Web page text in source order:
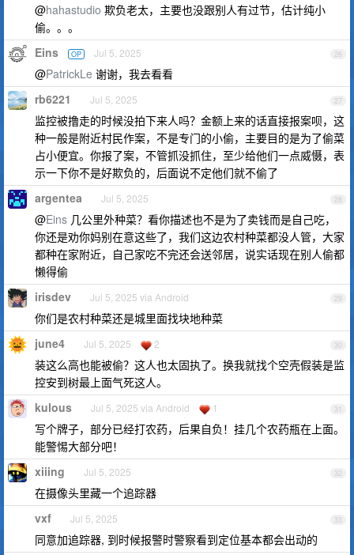
@hahastudio 欺负老太，主要也没跟别人有过节，估计纯小
偷。。。
26
Eins OP Jul 5, 2025
@PatrickLe 谢谢，我去看看
27
rb6221 Jul 5, 2025
监控被撸走的时候没拍下来人吗？金额上来的话直接报案呗，这
种一般是附近村民作案，不是专门的小偷，主要目的是为了偷菜
占小便宜。你报了案，不管抓没抓住，至少给他们一点威慑，表
示一下你不是好欺负的，后面说不定他们就不偷了
28
argentea Jul 5, 2025
@Eins 几公里外种菜？看你描述也不是为了卖钱而是自己吃，
你还是劝你妈别在意这些了，我们这边农村种菜都没人管，大家
都种在家附近，自己家吃不完还会送邻居，说实话现在别人偷都
懒得偷
29
irisdev Jul 5, 2025 via Android
你们是农村种菜还是城里面找块地种菜
30
june4 Jul 5, 2025 2
装这么高也能被偷？这人也太固执了。换我就找个空壳假装是监
控安到树最上面气死这人。
31
kulous Jul 5, 2025 via Android 1
写个牌子，部分已经打农药，后果自负！挂几个农药瓶在上面。
能警惕大部分吧！
32
xiiing Jul 5, 2025
在摄像头里藏一个追踪器
33
vxf Jul 5, 2025
同意加追踪器, 到时候报警时警察看到定位基本都会出动的